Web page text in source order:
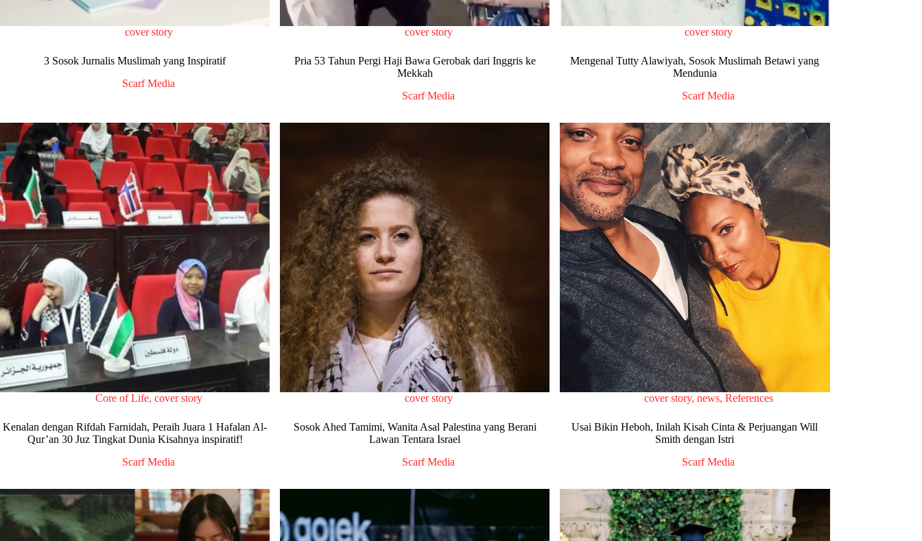
cover story
3 Sosok Jurnalis Muslimah yang Inspiratif
Scarf Media
cover story
Pria 53 Tahun Pergi Haji Bawa Gerobak dari Inggris ke
Mekkah
Scarf Media
cover story
Mengenal Tutty Alawiyah, Sosok Muslimah Betawi yang
Mendunia
Scarf Media
Core of Life, cover story
Kenalan dengan Rifdah Farnidah, Peraih Juara 1 Hafalan Al-
Qur’an 30 Juz Tingkat Dunia Kisahnya inspiratif!
Scarf Media
cover story
Sosok Ahed Tamimi, Wanita Asal Palestina yang Berani
Lawan Tentara Israel
Scarf Media
cover story, news, References
Usai Bikin Heboh, Inilah Kisah Cinta & Perjuangan Will
Smith dengan Istri
Scarf Media